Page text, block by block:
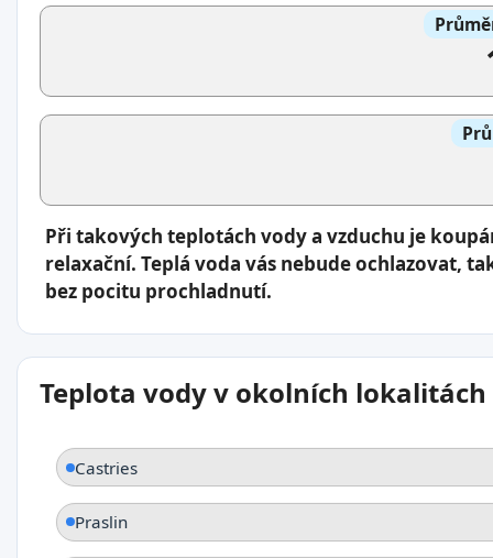
Při takových teplotách vody a vzduchu je
relaxační. Teplá voda vás nebude ochlazovat,
bez pocitu prochladnutí.
Teplota vody v okolních lokalitách
Castries
Praslin